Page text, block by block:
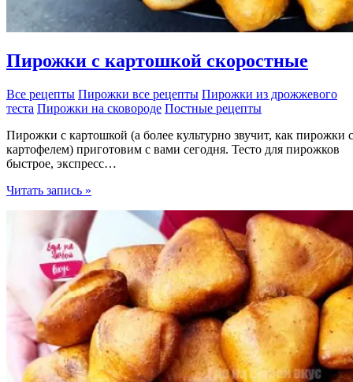
Пирожки с картошкой скоростные
Все рецепты Пирожки все рецепты Пирожки из дрожжевого
теста Пирожки на сковороде Постные рецепты
Пирожки с картошкой (а более культурно звучит, как пирожки с
картофелем) приготовим с вами сегодня. Тесто для пирожков
быстрое, экспресс…
Пирожки
скоростные
Читать запись »